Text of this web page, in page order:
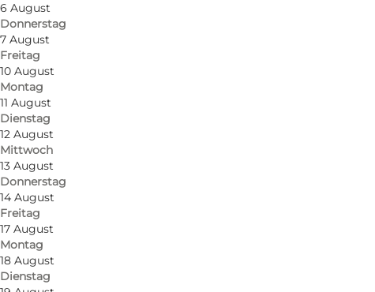
6 August
Donnerstag
7 August
Freitag
10 August
Montag
11 August
Dienstag
12 August
Mittwoch
13 August
Donnerstag
14 August
Freitag
17 August
Montag
18 August
Dienstag
Besonders Sehenswert: Pferdeställe gebaut ca. 1793-
Hansen (Bischoff der Inseln Als und Ærø 1867-64),
Romanische Kirche, im 12. Jahrhundert gebaut und
Katholisches Altarbild mit Madonna von 1515.
Mit seinen 700 Sitzplätzen ist Egen Kirche die
Die Kirche kann nach Absprache mit dem Pfarrer